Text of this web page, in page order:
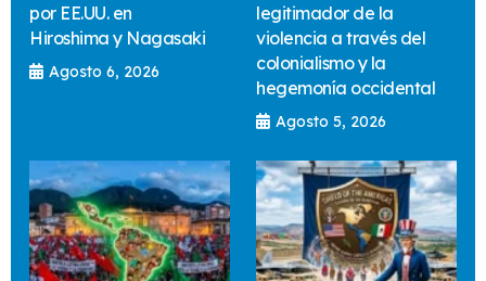
por EE.UU. en
Hiroshima y Nagasaki
Agosto 6, 2026
legitimador de la
violencia a través del
colonialismo y la
hegemonía occidental
Agosto 5, 2026